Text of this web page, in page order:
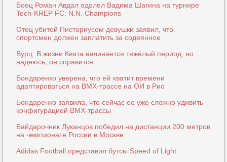
Боец Роман Авдал одолел Вадима Шагина на турнире
Tech-KREP FC: N.N. Champions
Отец убитой Писториусом девушки заявил, что
спортсмен должен заплатить за содеянное
Вурц: В жизни Квята начинается тяжёлый период, но
надеюсь, он справится
Бондаренко уверена, что ей хватит времени
адаптироваться на ВМХ-трассе на ОИ в Рио
Бондаренко заявила, что сейчас ее уже сложно удивить
конфигурацией ВМХ-трассы
Байдарочник Луканцов победил на дистанции 200 метров
на чемпионате России в Москве
Аdidas Football представил бутсы Speed of Light